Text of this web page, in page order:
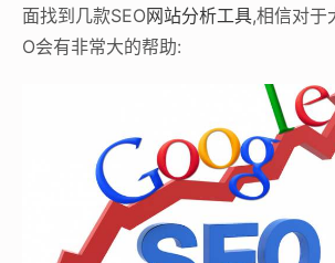
面找到几款SEO网站分析工具,相信对于
O会有非常大的帮助: